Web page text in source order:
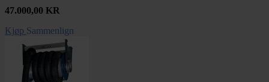
47.000,00 KR
Kjøp Sammenlign